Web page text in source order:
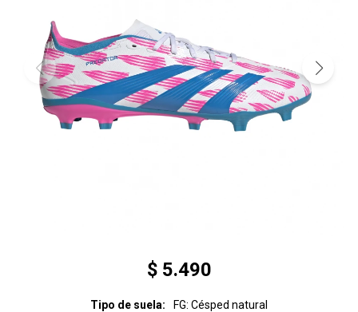
$ 5.490
Tipo de suela
FG: Césped natural